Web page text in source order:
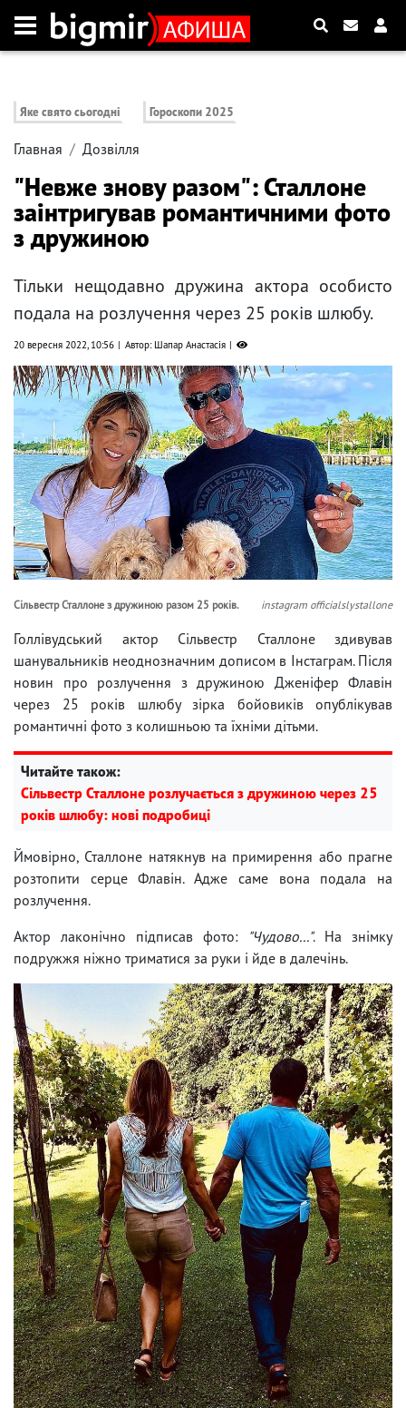
Яке свято сьогодні Гороскопи 2025
Главная Дозвілля
"Невже знову разом": Сталлоне
заінтригував романтичними фото
з дружиною
Тільки нещодавно дружина актора особисто
подала на розлучення через 25 років шлюбу.
20 вересня 2022, 10:56 Автор: Шапар Анастасія
Сільвестр Сталлоне з дружиною разом 25 років. instagram officialslystallone
Голлівудський актор Сільвестр Сталлоне здивував
шанувальників неоднозначним дописом в Інстаграм. Після
новин про розлучення з дружиною Дженіфер Флавін
через 25 років шлюбу зірка бойовиків опублікував
романтичні фото з колишньою та їхніми дітьми.
Читайте також:
Сільвестр Сталлоне розлучається з дружиною через 25
років шлюбу: нові подробиці
Ймовірно, Сталлоне натякнув на примирення або прагне
розтопити серце Флавін. Адже саме вона подала на
розлучення.
Актор лаконічно підписав фото:
"Чудово...". На знімку
подружжя ніжно триматися за руки і йде в далечінь.